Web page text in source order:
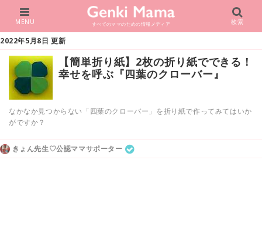
すべてのママのための情報メディア
MENU 検索
2022年5月8日 更新
【簡単折り紙】2枚の折り紙でできる！
幸せを呼ぶ『四葉のクローバー』
なかなか見つからない「四葉のクローバー」を折り紙で作ってみてはいか
がですか？
きょん先生♡公認ママサポーター